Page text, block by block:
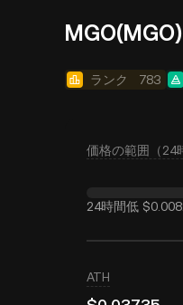
ランク 783
価格の範囲（24
24時間低
ATH